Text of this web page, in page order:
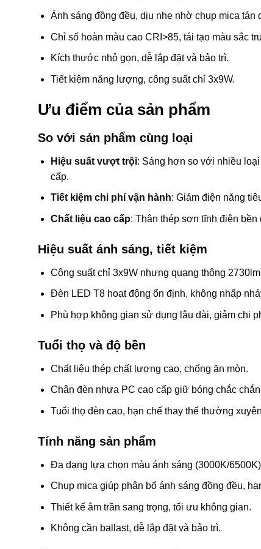
Ánh sáng đồng đều, dịu nhẹ nhờ chụp mica tán
Chỉ số hoàn màu cao CRI>85, tái tạo màu sắc
Kích thước nhỏ gọn, dễ lắp đặt và bảo trì.
Tiết kiệm năng lượng, công suất chỉ 3x9W.
Ưu điểm của sản phẩm
So với sản phẩm cùng loại
Hiệu suất vượt trội: Sáng hơn so với nhiều
cấp.
Tiết kiệm chi phí vận hành: Giảm điện năng
Chất liệu cao cấp: Thân thép sơn tĩnh điện bền
Hiệu suất ánh sáng, tiết kiệm
Công suất chỉ 3x9W nhưng quang thông
Đèn LED T8 hoạt động ổn định, không nhấp
Phù hợp không gian sử dụng lâu dài, giảm chi
Tuổi thọ và độ bền
Chất liệu thép chất lượng cao, chống ăn mòn.
Chân đèn nhựa PC cao cấp giữ bóng chắc
Tuổi thọ đèn cao, hạn chế thay thế thường
Tính năng sản phẩm
Đa dạng lựa chọn màu ánh sáng (3000K/
Chụp mica giúp phân bố ánh sáng đồng đều,
Thiết kế âm trần sang trọng, tối ưu không gian.
Không cần ballast, dễ lắp đặt và bảo trì.